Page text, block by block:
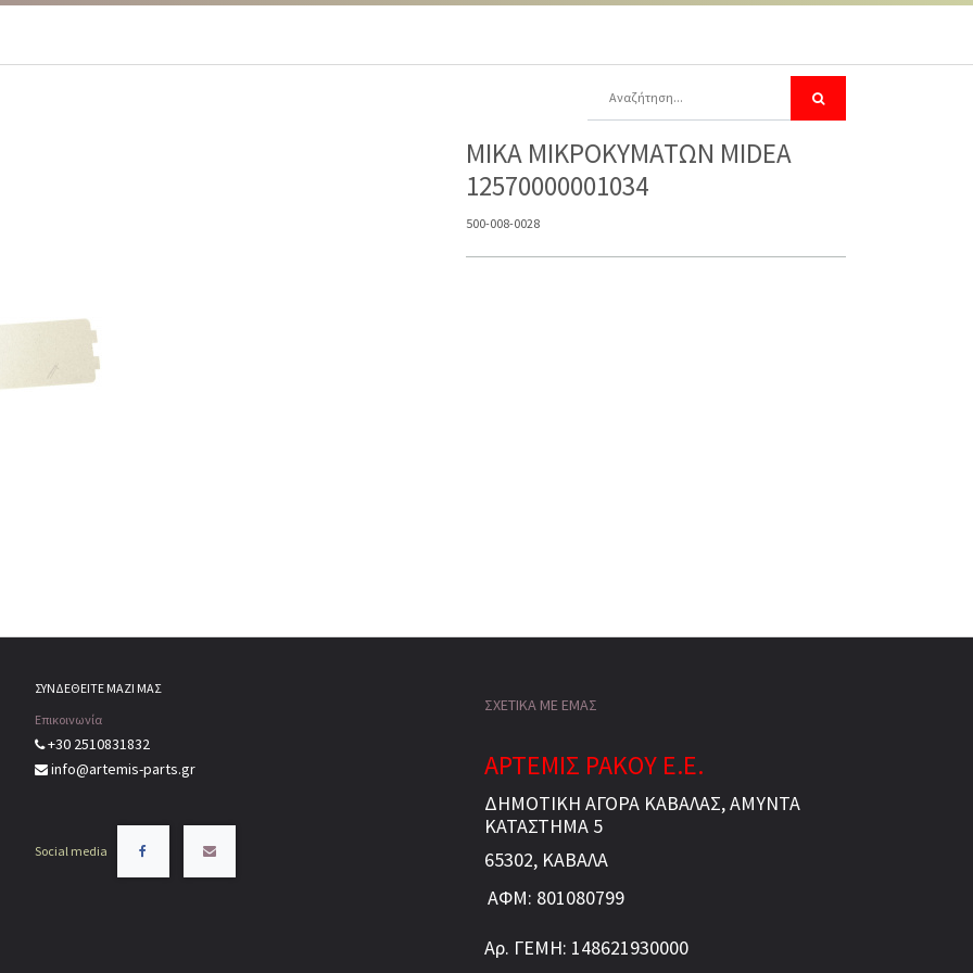
ΜΙΚΑ ΜΙΚΡΟΚΥΜΑΤΩΝ MIDEA
12570000001034
500-008-0028
ΣΥΝΔΕΘΕΙΤΕ ΜΑΖΙ ΜΑΣ
Επικοινωνία
+30 2510831832
info@artemis-parts.gr
Social media
ΣΧΕΤΙΚΑ ΜΕ ΕΜΑΣ
ΑΡΤΕΜΙΣ ΡΑΚΟΥ Ε.Ε.
ΔΗΜΟΤΙΚΗ ΑΓΟΡΑ ΚΑΒΑΛΑΣ, ΑΜΥΝΤΑ
ΚΑΤΑΣΤΗΜΑ 5
65302, ΚΑΒΑΛΑ
ΑΦΜ: 801080799
Αρ. ΓΕΜΗ: 148621930000